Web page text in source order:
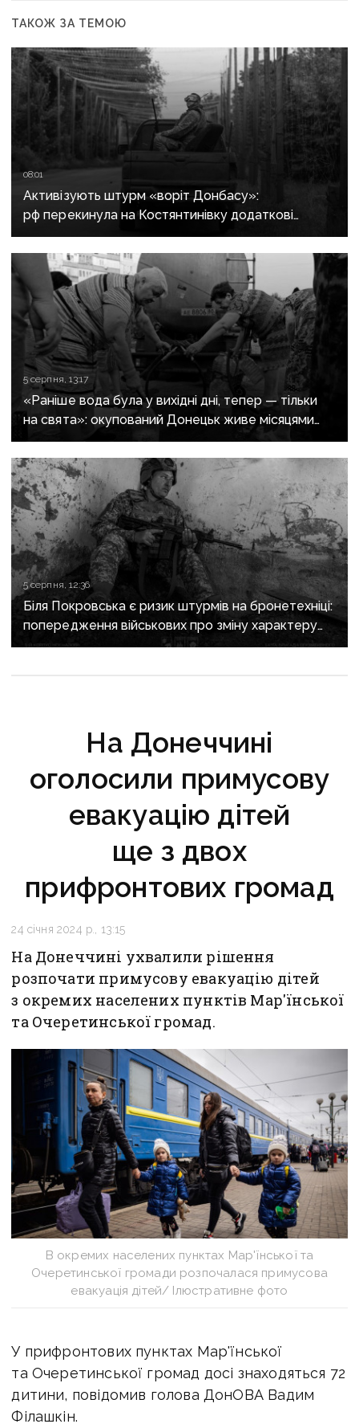
ТАКОЖ ЗА ТЕМОЮ
08:01
Активізують штурм «воріт Донбасу»:
рф перекинула на Костянтинівку додаткові
підрозділи й поновила атаки тритонними
авіабомбами
5 серпня, 13:17
«Раніше вода була у вихідні дні, тепер — тільки
на свята»: окупований Донецьк живе місяцями
без води
5 серпня, 12:36
Біля Покровська є ризик штурмів на бронетехніці:
попередження військових про зміну характеру
боїв на напрямку
На Донеччині
оголосили примусову
евакуацію дітей
ще з двох
прифронтових громад
24 січня 2024 р., 13:15
На Донеччині ухвалили рішення
розпочати примусову евакуацію дітей
з окремих населених пунктів Мар'їнської
та Очеретинської громад.
В окремих населених пунктах Мар'їнської та
Очеретинської громади розпочалася примусова
евакуація дітей/ Ілюстративне фото
У прифронтових пунктах Мар'їнської
та Очеретинської громад досі знаходяться 72
дитини, повідомив голова ДонОВА Вадим
Філашкін.